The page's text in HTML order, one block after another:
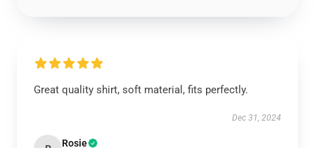
Great quality shirt, soft material, fits perfectly.
Dec 31, 2024
Rosie